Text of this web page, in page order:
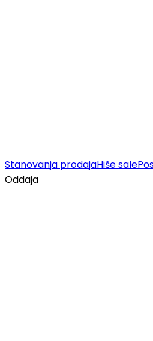
Stanovanja prodajaHiše sale
Oddaja